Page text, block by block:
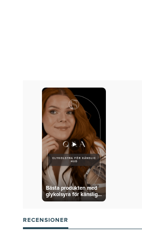
Bästa produkten med
glykolsyra för känslig
hud
RECENSIONER